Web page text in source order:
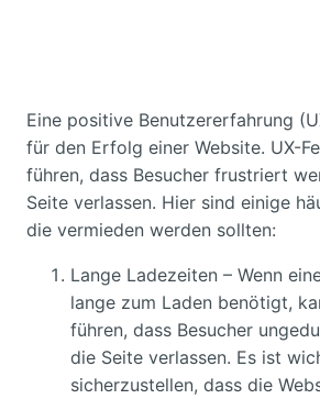
Eine positive Benutzererfahrung
für den Erfolg einer Website. UX-
führen, dass Besucher frustriert
Seite verlassen. Hier sind einige
die vermieden werden sollten:
Lange Ladezeiten – Wenn
lange zum Laden benötigt,
führen, dass Besucher
die Seite verlassen. Es ist
sicherzustellen, dass die